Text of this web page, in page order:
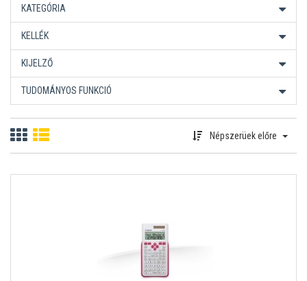
KATEGÓRIA
KELLÉK
KIJELZŐ
TUDOMÁNYOS FUNKCIÓ
Népszerüek előre